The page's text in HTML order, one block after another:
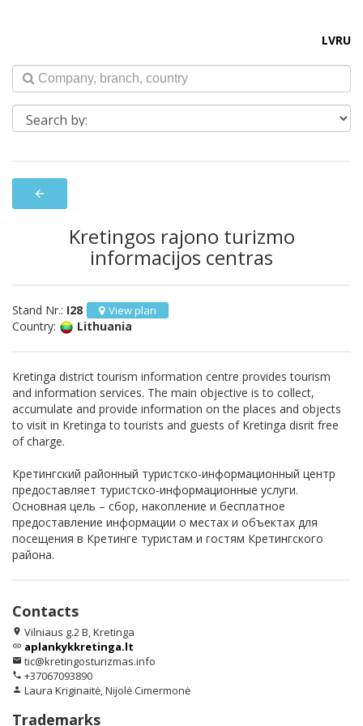
LVRU
arrow_back
Kretingos rajono turizmo
informacijos centras
Stand Nr.: I28 View plan
Country: Lithuania
Kretinga district tourism information centre provides tourism
and information services. The main objective is to collect,
accumulate and provide information on the places and objects
to visit in Kretinga to tourists and guests of Kretinga disrit free
of charge.
Кретингский районный туристско-информационный центр
предоставляет туристско-информационные услуги.
Основная цель – сбор, накопление и бесплатное
предоставление информации о местах и объектах для
посещения в Кретинге туристам и гостям Кретингского
района.
Contacts
location_on Vilniaus g.2 B, Kretinga
link aplankykkretinga.lt
email tic@kretingosturizmas.info
phone +37067093890
person Laura Kriginaitė, Nijolė Cimermonė
Trademarks